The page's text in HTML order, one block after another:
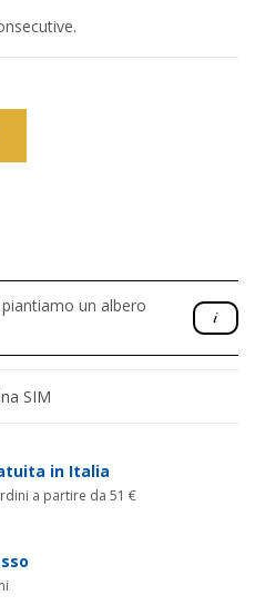
un albero
SIM
in Italia
a partire da 51 €